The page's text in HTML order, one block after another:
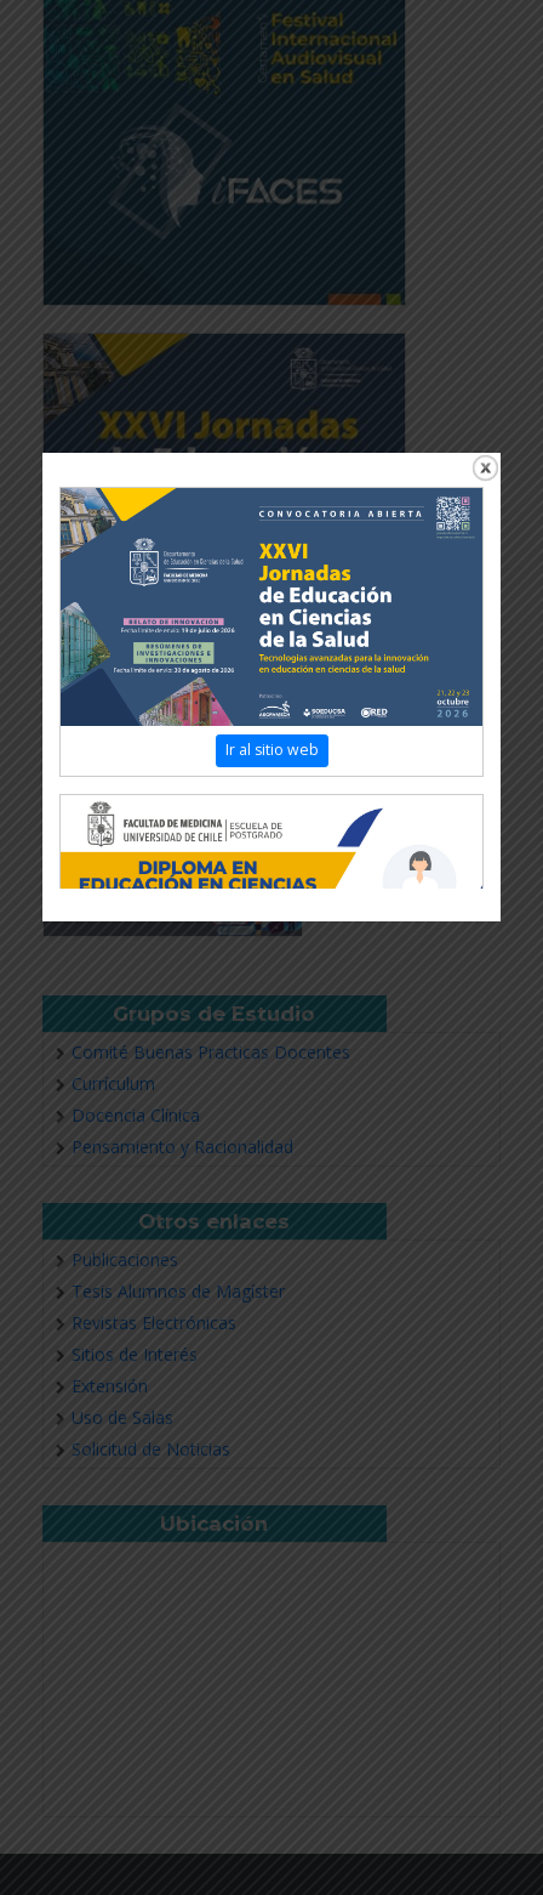
Grupos de Estudio
Comité Buenas Practicas Docentes
Currículum
Docencia Clínica
Pensamiento y Racionalidad
Otros enlaces
Publicaciones
Tesis Alumnos de Magíster
Revistas Electrónicas
Sitios de Interés
Extensión
Uso de Salas
Solicitud de Noticias
Ubicación
Ir al sitio web
Revisar más información